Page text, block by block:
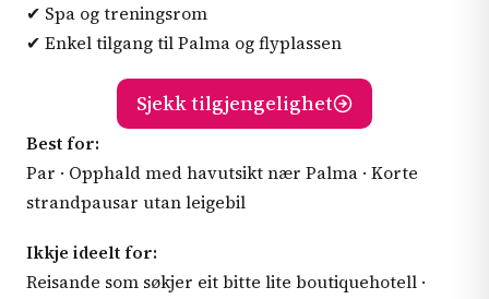
✔ Spa og treningsrom
✔ Enkel tilgang til Palma og flyplassen
Sjekk tilgjengelighet
Best for:
Par · Opphald med havutsikt nær Palma · Korte
strandpausar utan leigebil
Ikkje ideelt for:
Reisande som søkjer eit bitte lite boutiquehotell ·